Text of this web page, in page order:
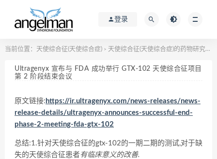
登录
当前位置： 天使综合征(天使综合症) > 天使综合征(天使综合症)的药物研究进展
Ultragenyx 宣布与 FDA 成功举行 GTX-102 天使综合征项目
第 2 阶段结束会议
原文链接: https://ir.ultragenyx.com/news-releases/news-
release-details/ultragenyx-announces-successful-end-
phase-2-meeting-fda-gtx-102
总结:1.针对天使综合征的gtx-102的一期二期的测试,对于缺
失的天使综合征患者有临床意义的改善.